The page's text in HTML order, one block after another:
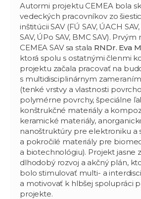
Autormi projektu CEMEA bola
vedeckých pracovníkov zo
inštitúcii SAV (FÚ SAV, ÚACH
SAV, ÚPo SAV, BMC SAV).
CEMEA SAV sa stala RNDr. Eva
ktorá spolu s ostatnými členmi
projektu začala pracovať na
s multidisciplinárnym
(tenké vrstvy a vlastnosti
polymérne povrchy, špeciálne
konštrukčné materiály a
keramické materiály,
nanoštruktúry pre elektroniku a
a pokročilé materiály pre
a biotechnológiu). Projekt jasne
dlhodobý rozvoj a akčný plán,
bolo stimulovať multi- a
a motivovať k hlbšej spolupráci
projekte.